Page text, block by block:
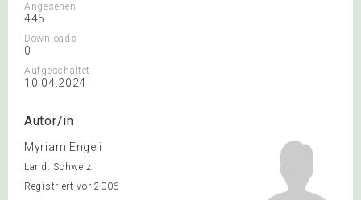
Angesehen
445
Downloads
0
Aufgeschaltet
10.04.2024
Autor/in
Myriam Engeli
Land: Schweiz
Registriert vor 2006